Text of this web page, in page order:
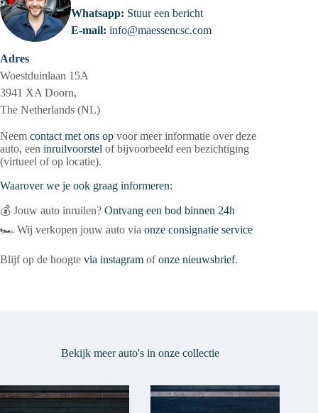
Whatsapp: Stuur een bericht
E-mail: info@maessencsc.com
Adres
Woestduinlaan 15A
3941 XA Doorn,
The Netherlands (NL)
Neem contact met ons op voor meer informatie over deze
auto, een inruilvoorstel of bijvoorbeeld een bezichtiging
(virtueel of op locatie).
Waarover we je ook graag informeren:
💰 Jouw auto inruilen? Ontvang een bod binnen 24h
🏎 Wij verkopen jouw auto via onze consignatie service
Blijf op de hoogte via instagram ofonze nieuwsbrief.
Bekijk meer auto's in onze collectie